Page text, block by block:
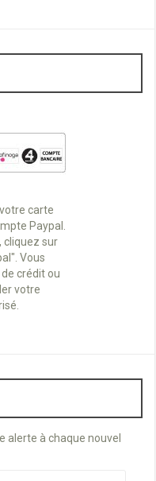
carte
Paypal.
cliquez sur
Vous
crédit ou
votre
alerte à chaque nouvel